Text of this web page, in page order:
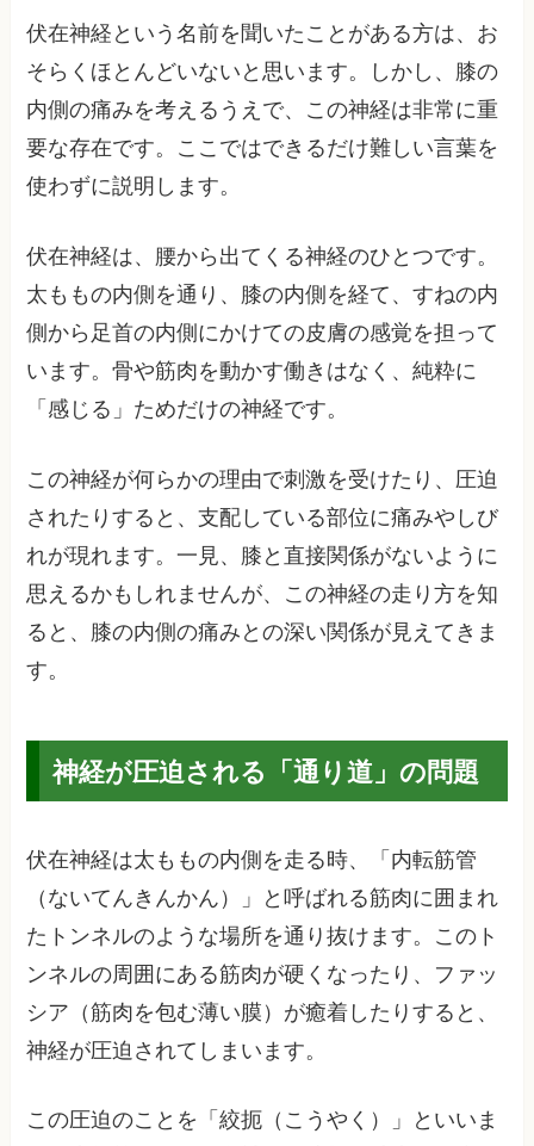
伏在神経という名前を聞いたことがある方は、お
そらくほとんどいないと思います。しかし、膝の
内側の痛みを考えるうえで、この神経は非常に重
要な存在です。ここではできるだけ難しい言葉を
使わずに説明します。
伏在神経は、腰から出てくる神経のひとつです。
太ももの内側を通り、膝の内側を経て、すねの内
側から足首の内側にかけての皮膚の感覚を担って
います。骨や筋肉を動かす働きはなく、純粋に
「感じる」ためだけの神経です。
この神経が何らかの理由で刺激を受けたり、圧迫
されたりすると、支配している部位に痛みやしび
れが現れます。一見、膝と直接関係がないように
思えるかもしれませんが、この神経の走り方を知
ると、膝の内側の痛みとの深い関係が見えてきま
す。
神経が圧迫される「通り道」の問題
伏在神経は太ももの内側を走る時、「内転筋管
（ないてんきんかん）」と呼ばれる筋肉に囲まれ
たトンネルのような場所を通り抜けます。このト
ンネルの周囲にある筋肉が硬くなったり、ファッ
シア（筋肉を包む薄い膜）が癒着したりすると、
神経が圧迫されてしまいます。
この圧迫のことを「絞扼（こうやく）」といいま